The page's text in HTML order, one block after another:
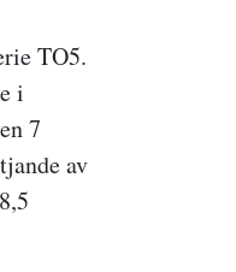
TO5.
i
7
av